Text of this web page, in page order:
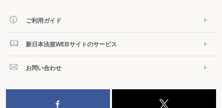
ご利用ガイド
新日本法規WEBサイトのサービス
お問い合わせ